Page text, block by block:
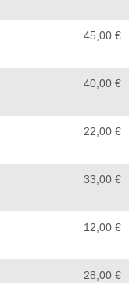
45,00 €
40,00 €
22,00 €
33,00 €
12,00 €
28,00 €